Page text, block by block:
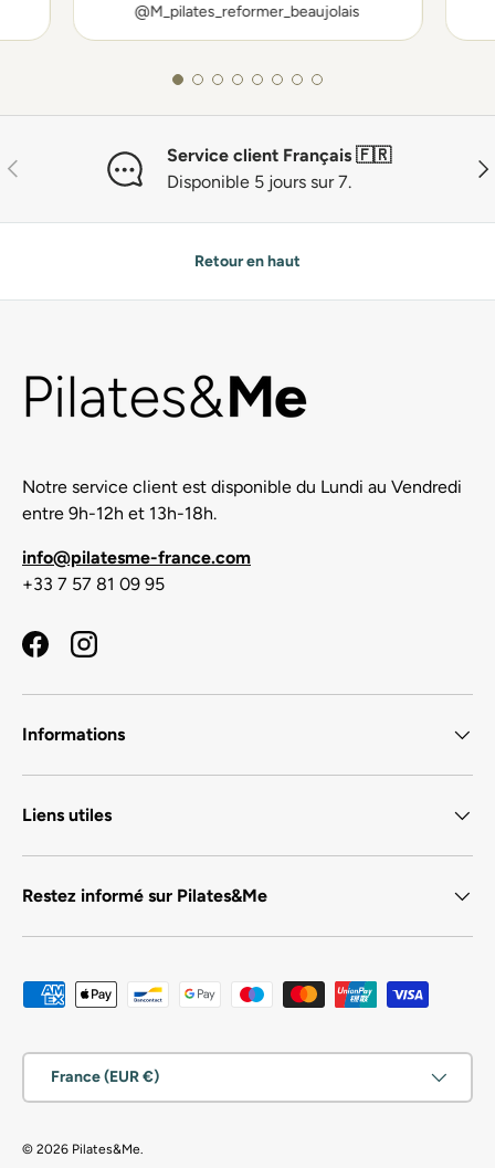
@M_pilates_reformer_beaujolais
Précédent
Service client Français 🇫🇷
Disponible 5 jours sur 7.
Retour en haut
Notre service client est disponible du Lundi au Vendredi
entre 9h-12h et 13h-18h.
info@pilatesme-france.com
+33 7 57 81 09 95
FacebookInstagram
Informations
Liens utiles
Restez informé sur Pilates&Me
Moyens de paiement acceptés
France (EUR €)
© 2026 Pilates&Me.